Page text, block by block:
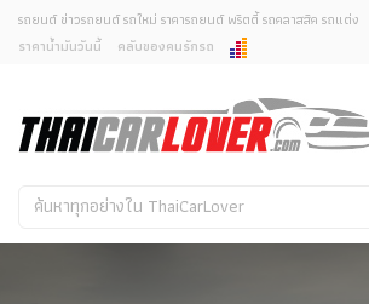
ยกเลิกการแจ้งเตือน
คุณต้องการยกเลิกการแจ้งเตือนข่าวสารเ
ใช่หรือไม่?
ไม่
รถยนต์ ข่าวรถยนต์ รถใหม่ ราคารถยนต์ พริตตี้ รถคลาสสิค รถแต่ง
ราคาน้ำมันวันนี้
คลับของคนรักรถ